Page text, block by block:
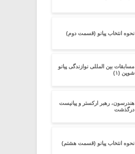
نحوه انتخاب پیانو (قسمت دوم)
مسابقات بین المللی نوازندگی پیانو
شوپن (۱)
هندرسون، رهبر ارکستر و پیانیست
درگذشت
نحوه انتخاب پیانو (قسمت هشتم)